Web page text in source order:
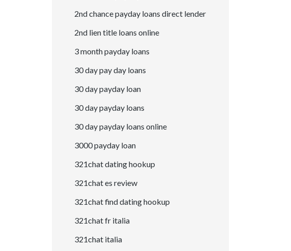
2nd chance payday loans direct lender
2nd lien title loans online
3 month payday loans
30 day pay day loans
30 day payday loan
30 day payday loans
30 day payday loans online
3000 payday loan
321chat dating hookup
321chat es review
321chat find dating hookup
321chat fr italia
321chat italia